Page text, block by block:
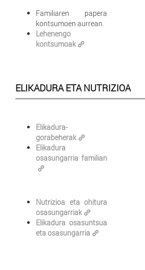
Familiaren papera
kontsumoen aurrean.
Lehenengo
kontsumoak
ELIKADURA ETA NUTRIZIOA
Elikadura-
gorabeherak
Elikadura
osasungarria familian
Nutrizioa eta ohitura
osasungarriak
Elikadura osasuntsua
eta osasungarria